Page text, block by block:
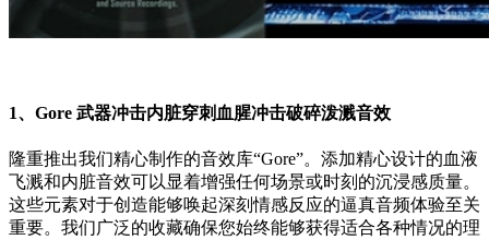
1、Gore 武器冲击内脏穿刺血腥冲击破碎泼溅音效
隆重推出我们精心制作的音效库“Gore”。添加精心设计的血液
飞溅和内脏音效可以显着增强任何场景或时刻的沉浸感质量。
这些元素对于创造能够唤起深刻情感反应的逼真音频体验至关
重要。我们广泛的收藏确保您始终能够获得适合各种情况的理